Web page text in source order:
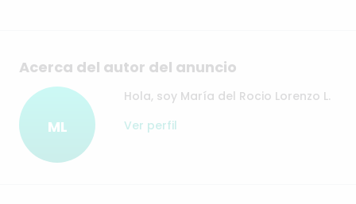
Acerca del autor del anuncio
ML
Hola, soy María del Rocio Lorenzo L.
Ver perfil